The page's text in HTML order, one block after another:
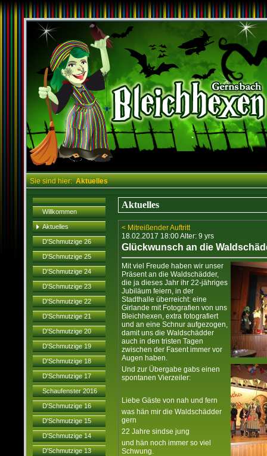
Sie sind hier:Aktuelles
Willkommen
Aktuelles
D'Schmutzige 26
D'Schmutzige 25
D'Schmutzige 24
D'Schmutzige 23
D'Schmutzige 22
D'Schmutzige 21
D'Schmutzige 20
D'Schmutzige 19
D'Schmutzige 18
D'Schmutzige 17
Schaufenster 2016
D'Schmutzige 16
D'Schmutzige 15
D'Schmutzige 14
D'Schmutzige 13
Aktuelles
< Mitreißender Auftritt
18.02.2017 18:00 Alter: 9 yrs
Glückwunsch an die
Mit viel Freude haben wir unser
Präsent an die Waldschädder,
die ja dieses Jahr ihr 22-jähriges
Jubiläum feiern, in der
Stadthalle überreicht: eine
Girlande mit Fotografien von uns
Bleichhexen, extra fotografiert
und an eine Schnur aufgezogen,
damit uns die Waldschädder
auch in den tristen Tagen
zwischen der Fasent immer vor
Augen haben.
Und zur Übergabe gabs einen
spontanen Vierzeiler:
Liebe Gäste von nah und fern
was hän mir die Waldschädder
gern
22 Jahre sindse jung
und hän noch immer so viel
Schwung.